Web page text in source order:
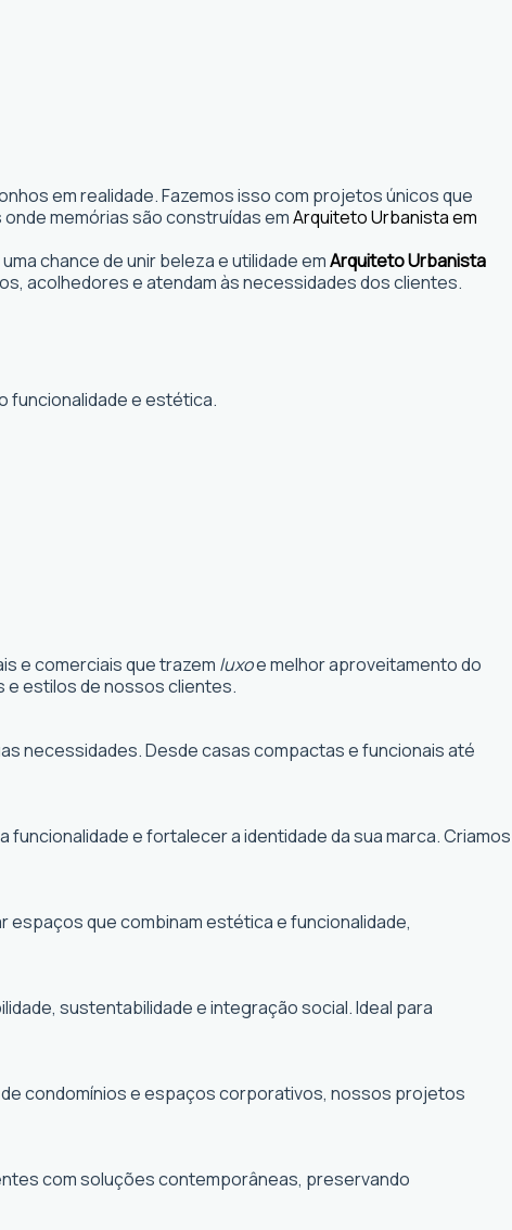
em realidade. Fazemos isso com projetos únicos que
onde memórias são construídas emArquiteto Urbanista em
chance de unir beleza e utilidade emArquiteto Urbanista
acolhedores e atendam às necessidades dos clientes.
funcionalidade e estética.
e comerciais que trazem luxoe melhor aproveitamento do
e estilos de nossos clientes.
necessidades. Desde casas compactas e funcionais até
e fortalecer a identidade da sua marca. Criamos
espaços que combinam estética e funcionalidade,
sustentabilidade e integração social. Ideal para
condomínios e espaços corporativos, nossos projetos
com soluções contemporâneas, preservando